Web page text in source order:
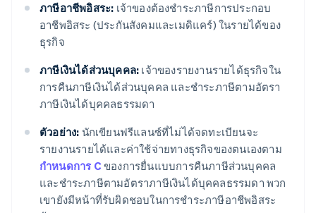
ภาษีอาชีพอิสระ: เจ้าของต้องชำระภาษีการประกอบ
อาชีพอิสระ (ประกันสังคมและเมดิแคร์) ในรายได้ของ
ธุรกิจ
ภาษีเงินได้ส่วนบุคคล: เจ้าของรายงานรายได้ธุรกิจใน
การคืนภาษีเงินได้ส่วนบุคคล และชําระภาษีตามอัตรา
ภาษีเงินได้บุคคลธรรมดา
ตัวอย่าง: นักเขียนฟรีแลนซ์ที่ไม่ได้จดทะเบียนจะ
รายงานรายได้และค่าใช้จ่ายทางธุรกิจของตนเองตาม
กำหนดการ C ของการยื่นแบบการคืนภาษีส่วนบุคคล
และชำระภาษีตามอัตราภาษีเงินได้บุคคลธรรมดา พวก
เขายังมีหน้าที่รับผิดชอบในการชำระภาษีอาชีพอิสระ